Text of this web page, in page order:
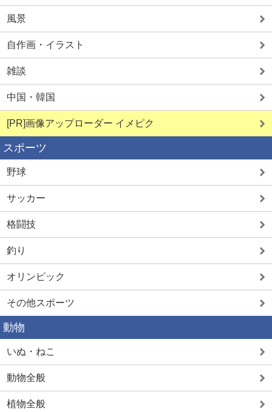
風景
自作画・イラスト
雑談
中国・韓国
[PR]画像アップローダー イメピク
スポーツ
野球
サッカー
格闘技
釣り
オリンピック
その他スポーツ
動物
いぬ・ねこ
動物全般
植物全般